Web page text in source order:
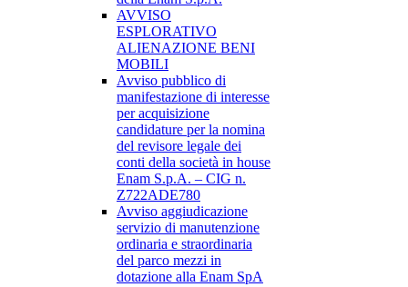
AVVISO
ESPLORATIVO
ALIENAZIONE BENI
MOBILI
Avviso pubblico di
manifestazione di interesse
per acquisizione
candidature per la nomina
del revisore legale dei
conti della società in house
Enam S.p.A. – CIG n.
Z722ADE780
Avviso aggiudicazione
servizio di manutenzione
ordinaria e straordinaria
del parco mezzi in
dotazione alla Enam SpA